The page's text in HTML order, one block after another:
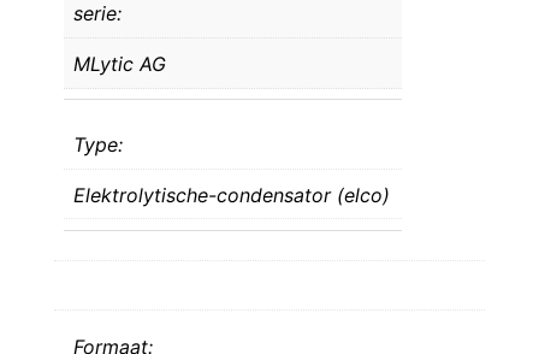
serie:
MLytic AG
Type:
Elektrolytische-condensator (elco)
Formaat: